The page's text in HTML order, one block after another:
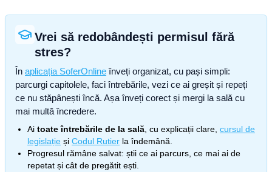
Vrei să redobândești permisul fără
stres?
În aplicația SoferOnline înveți organizat, cu pași simpli:
parcurgi capitolele, faci întrebările, vezi ce ai greșit și repeți
ce nu stăpânești încă. Așa înveți corect și mergi la sală cu
mai multă încredere.
Ai toate întrebările de la sală , cu explicații clare, cursul de
legislație și Codul Rutier la îndemână.
Progresul rămâne salvat: știi ce ai parcurs, ce mai ai de
repetat și cât de pregătit ești.